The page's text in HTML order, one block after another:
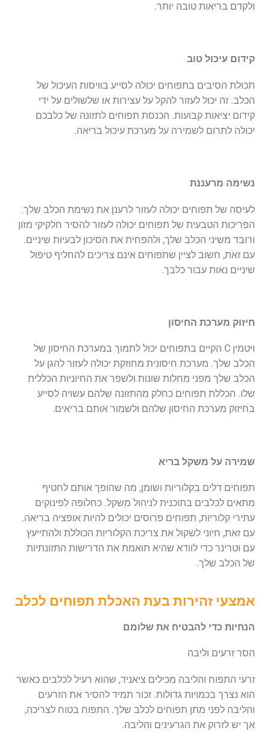
ולקדם בריאות טובה יותר.
קידום עיכול טוב
תכולת הסיבים בתפוחים יכולה לסייע בוויסות העיכול של
הכלב. זה יכול לעזור להקל על עצירות או שלשולים על ידי
קידום יציאות קבועות. הכנסת תפוחים לתזונה של כלבכם
יכולה לתרום לשמירה על מערכת עיכול בריאה.
נשימה מרעננת
לעיסה של תפוחים יכולה לעזור לרענן את נשימת הכלב שלך.
הפריכות הטבעית של תפוחים יכולה לעזור להסיר חלקיקי מזון
ורובד משיני הכלב שלך, ולהפחית את הסיכון לבעיות שיניים.
עם זאת, חשוב לציין שתפוחים אינם צריכים להחליף טיפול
שיניים נאות עבור כלבך.
חיזוק מערכת החיסון
ויטמין C הקיים בתפוחים יכול לתמוך במערכת החיסון של
הכלב שלך. מערכת חיסונית מחוזקת יכולה לעזור להגן על
הכלב שלך מפני מחלות שונות ולשפר את החיוניות הכללית
שלו. הכללת תפוחים כחלק מהתזונה שלהם עשויה לסייע
בחיזוק מערכת החיסון שלהם ולשמור אותם בריאים.
שמירה על משקל בריא
תפוחים דלים בקלוריות ושומן, מה שהופך אותם לחטיף
מתאים לכלבים בתוכנית לניהול משקל. כחלופה לפינוקים
עתירי קלוריות, תפוחים פרוסים יכולים להיות אופציה בריאה.
עם זאת, חיוני לשקול את צריכת הקלוריות הכוללת ולהתייעץ
עם וטרינר כדי לוודא שהיא תואמת את הדרישות התזונתיות
של הכלב שלך.
אמצעי זהירות בעת האכלת תפוחים לכלב
הנחיות כדי להבטיח את שלומם
הסר זרעים וליבה
זרעי התפוח והליבה מכילים ציאניד, שהוא רעיל לכלבים כאשר
הוא נצרך בכמויות גדולות. זכור תמיד להסיר את הזרעים
והליבה לפני מתן תפוחים לכלב שלך. התפוח בטוח לצריכה,
אך יש לזרוק את הגרעינים והליבה.